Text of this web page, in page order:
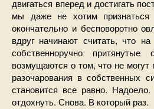
двигаться вперед и достигать
мы даже не хотим
окончательно и бесповоротно
вдруг начинают считать, что
собственноручно притянутые
возмущаются о том, что не могут
разочарования в собственных
становится все равно.
отдохнуть. Снова. В который раз.